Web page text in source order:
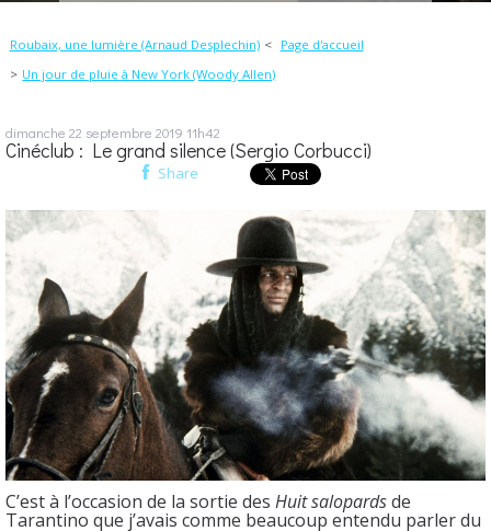
Roubaix, une lumière (Arnaud Desplechin)
Page d'accueil
Un jour de pluie à New York (Woody Allen)
dimanche 22 septembre 2019 11h42
Cinéclub : Le grand silence (Sergio Corbucci)
Share
C’est à l’occasion de la sortie des Huit salopardsde
Tarantino que j’avais comme beaucoup entendu parler du